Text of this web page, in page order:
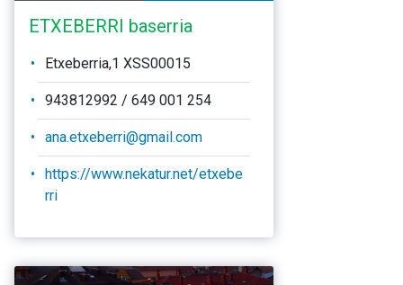
ETXEBERRI baserria
Etxeberria,1 XSS00015
943812992 / 649 001 254
ana.etxeberri@gmail.com
https://www.nekatur.net/etxebe
rri